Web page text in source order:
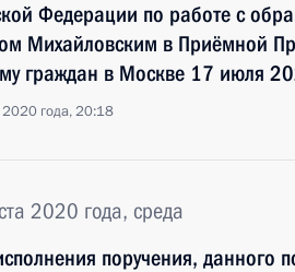
Федерации по работе с
Михайловским в Приёмной
граждан в Москве 17 июля
2020 года, 20:18
2020 года, среда
поручения, данного